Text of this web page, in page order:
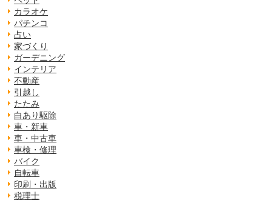
カラオケ
パチンコ
占い
家づくり
ガーデニング
インテリア
不動産
引越し
たたみ
白あり駆除
車・新車
車・中古車
車検・修理
バイク
自転車
印刷・出版
税理士